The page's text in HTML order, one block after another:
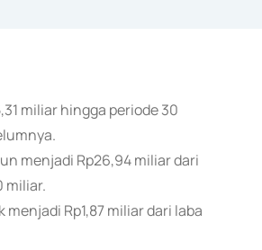
miliar hingga periode 30
menjadi Rp26,94 miliar dari
miliar.
Rp1,87 miliar dari laba